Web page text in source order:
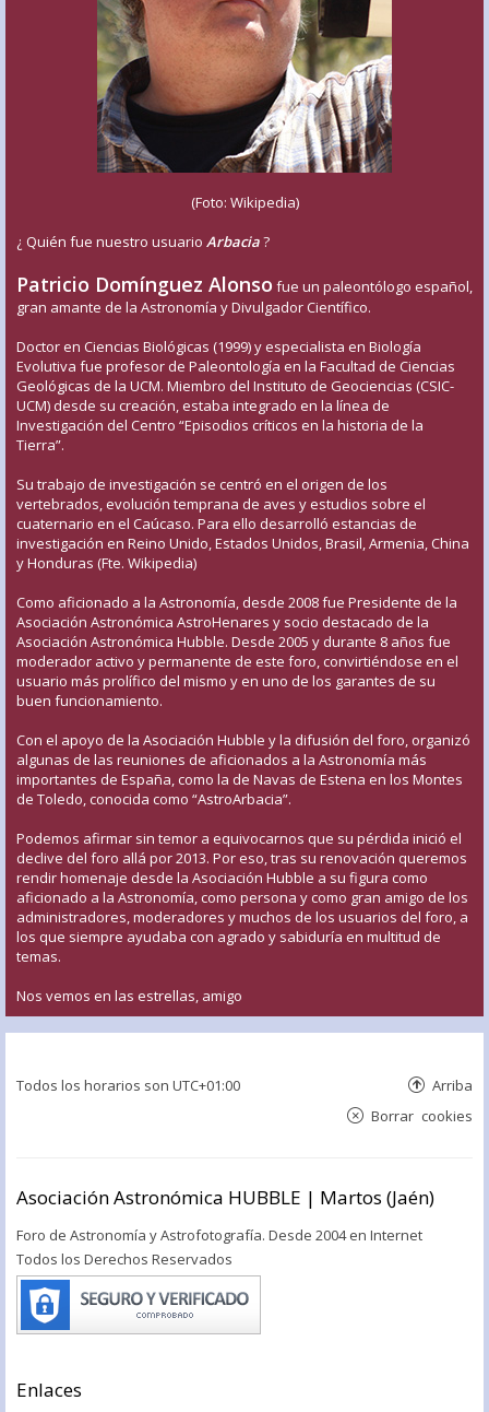
(Foto: Wikipedia)
¿ Quién fue nuestro usuario Arbacia?
Patricio Domínguez Alonso fue un paleontólogo español,
gran amante de la Astronomía y Divulgador Científico.
Doctor en Ciencias Biológicas (1999) y especialista en Biología
Evolutiva fue profesor de Paleontología en la Facultad de Ciencias
Geológicas de la UCM. Miembro del Instituto de Geociencias (CSIC-
UCM) desde su creación, estaba integrado en la línea de
Investigación del Centro “Episodios críticos en la historia de la
Tierra”.
Su trabajo de investigación se centró en el origen de los
vertebrados, evolución temprana de aves y estudios sobre el
cuaternario en el Caúcaso. Para ello desarrolló estancias de
investigación en Reino Unido, Estados Unidos, Brasil, Armenia, China
y Honduras (Fte. Wikipedia)
Como aficionado a la Astronomía, desde 2008 fue Presidente de la
Asociación Astronómica AstroHenares y socio destacado de la
Asociación Astronómica Hubble. Desde 2005 y durante 8 años fue
moderador activo y permanente de este foro, convirtiéndose en el
usuario más prolífico del mismo y en uno de los garantes de su
buen funcionamiento.
Con el apoyo de la Asociación Hubble y la difusión del foro, organizó
algunas de las reuniones de aficionados a la Astronomía más
importantes de España, como la de Navas de Estena en los Montes
de Toledo, conocida como “AstroArbacia”.
Podemos afirmar sin temor a equivocarnos que su pérdida inició el
declive del foro allá por 2013. Por eso, tras su renovación queremos
rendir homenaje desde la Asociación Hubble a su figura como
aficionado a la Astronomía, como persona y como gran amigo de los
administradores, moderadores y muchos de los usuarios del foro, a
los que siempre ayudaba con agrado y sabiduría en multitud de
temas.
Nos vemos en las estrellas, amigo
Todos los horarios son UTC+01:00 Arriba
Borrar cookies
Asociación Astronómica HUBBLE | Martos (Jaén)
Foro de Astronomía y Astrofotografía. Desde 2004 en Internet
Todos los Derechos Reservados
Enlaces